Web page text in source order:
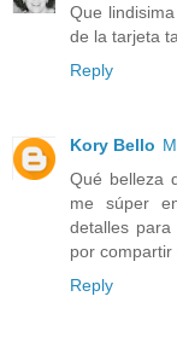
Que
de la tarjeta
Reply
Kory Bello
Qué belleza
me súper
detalles
por compartir
Reply